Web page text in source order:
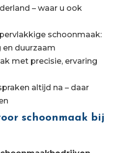
– waar u ook
schoonmaak:
duurzaam
met precisie, ervaring
altijd na – daar
schoonmaak bij